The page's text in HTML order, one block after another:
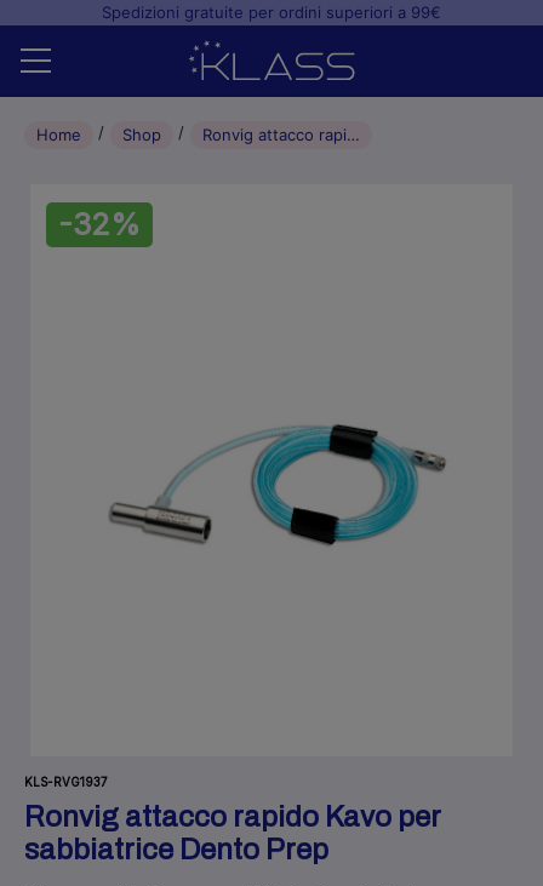
Spedizioni gratuite per ordini superiori a 99€
Home
Studio odontoiatrico
Home Shop Ronvig attacco rapido Kavo per sabbiatrice Dento Prep
-32%
KLS-RVG1937
Ronvig attacco rapido Kavo per
sabbiatrice Dento Prep